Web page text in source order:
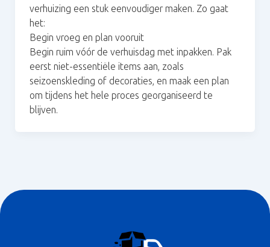
verhuizing een stuk eenvoudiger maken. Zo gaat
het:
Begin vroeg en plan vooruit
Begin ruim vóór de verhuisdag met inpakken. Pak
eerst niet-essentiële items aan, zoals
seizoenskleding of decoraties, en maak een plan
om tijdens het hele proces georganiseerd te
blijven.